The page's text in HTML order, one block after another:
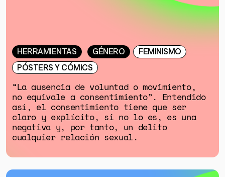
HERRAMIENTAS GÉNERO
FEMINISMO
PÓSTERS Y CÓMICS
“La ausencia de voluntad o movimiento,
no equivale a consentimiento”. Entendido
así, el consentimiento tiene que ser
claro y explícito, si no lo es, es una
negativa y, por tanto, un delito
cualquier relación sexual.